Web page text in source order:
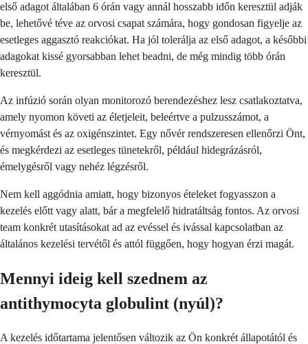
első adagot általában 6 órán vagy annál hosszabb időn keresztül adják
be, lehetővé téve az orvosi csapat számára, hogy gondosan figyelje az
esetleges aggasztó reakciókat. Ha jól tolerálja az első adagot, a későbbi
adagokat kissé gyorsabban lehet beadni, de még mindig több órán
keresztül.
Az infúzió során olyan monitorozó berendezéshez lesz csatlakoztatva,
amely nyomon követi az életjeleit, beleértve a pulzusszámot, a
vérnyomást és az oxigénszintet. Egy nővér rendszeresen ellenőrzi Önt,
és megkérdezi az esetleges tünetekről, például hidegrázásról,
émelygésről vagy nehéz légzésről.
Nem kell aggódnia amiatt, hogy bizonyos ételeket fogyasszon a
kezelés előtt vagy alatt, bár a megfelelő hidratáltság fontos. Az orvosi
team konkrét utasításokat ad az evéssel és ivással kapcsolatban az
általános kezelési tervétől és attól függően, hogy hogyan érzi magát.
Mennyi ideig kell szednem az
antithymocyta globulint (nyúl)?
A kezelés időtartama jelentősen változik az Ön konkrét állapotától és